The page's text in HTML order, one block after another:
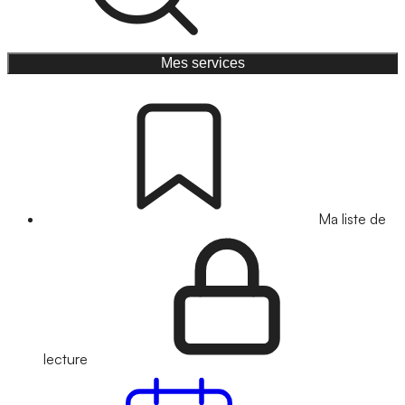
Mes services
Ma liste de
lecture